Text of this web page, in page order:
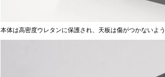
本体は高密度ウレタンに保護され、天板は傷がつかないよ